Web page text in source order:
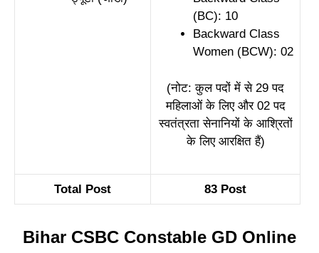
(BC): 10
Backward Class
Women (BCW): 02
(नोट: कुल पदों में से 29 पद
महिलाओं के लिए और 02 पद
स्वतंत्रता सेनानियों के आश्रितों
के लिए आरक्षित हैं)
Total Post 83 Post
Bihar CSBC Constable GD Online